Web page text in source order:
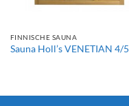
FINNISCHE SAUNA
Sauna Holl’s VENETIAN 4/5